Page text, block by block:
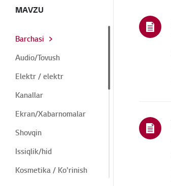
MAVZU
Barchasi
Audio/Tovush
Elektr / elektr
Kanallar
Ekran/Xabarnomalar
Shovqin
Issiqlik/hid
Kosmetika / Ko'rinish